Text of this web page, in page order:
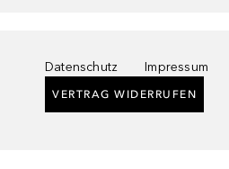
Datenschutz Impressum
VERTRAG WIDERRUFEN